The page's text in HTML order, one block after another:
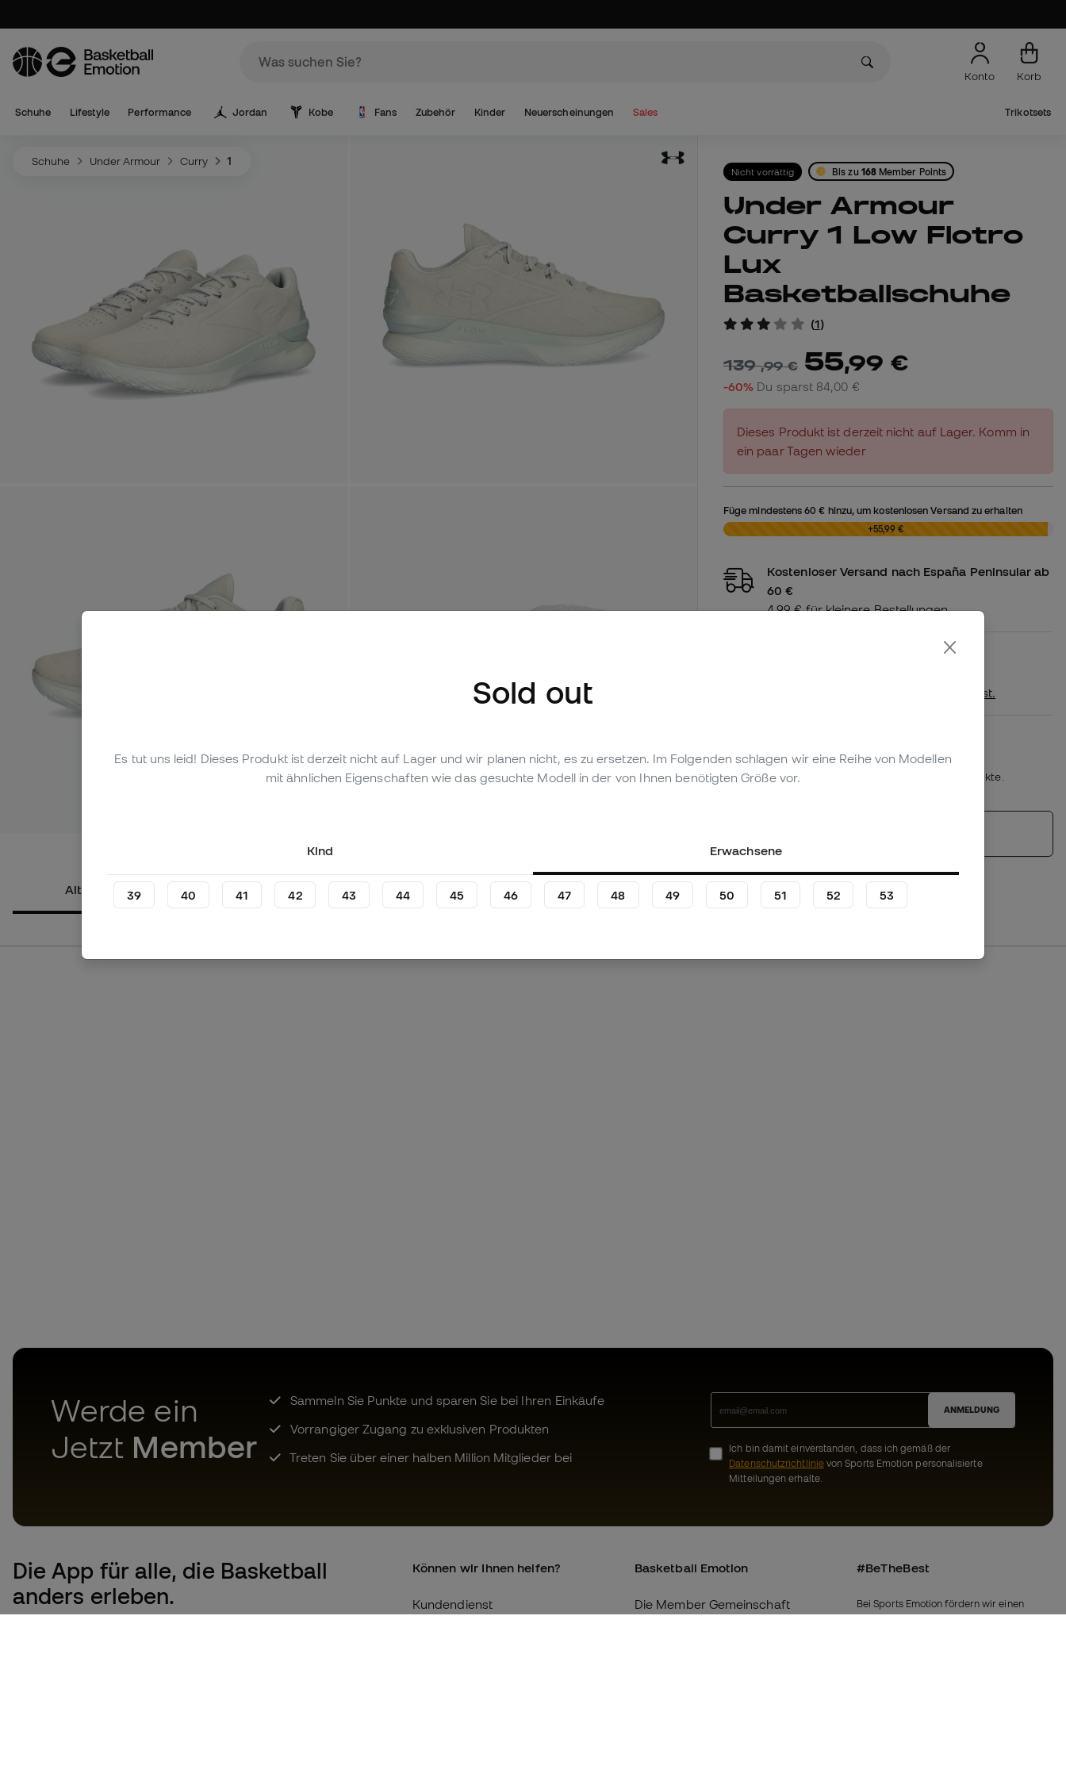
Konto Korb
Schuhe Lifestyle Performance Jordan Kobe Fans Zubehör Kinder Neuerscheinungen Sales Trikotsets
Schuhe Under Armour Curry 1
Alternative Produkte Über das Produkt Persönliche Bewertung (1)
Nicht vorrättig Bis zu 168Member Points
Under Armour
Curry 1 Low Flotro
Lux
Basketballschuhe
(1)
139,99 € 55,99 €
-60% Du sparst 84,00 €
Dieses Produkt ist derzeit nicht auf Lager. Komm in
ein paar Tagen wieder
Füge mindestens60 € hinzu, um kostenlosen Versand zu erhalten
0,00 € +55,99 €
Kostenloser Versand nach España Peninsular ab
60 €
4,99 € für kleinere Bestellungen
nächstgelegenen Geschäft erhältlich ist.
Rückgaberecht
*Nicht anwendbar auf personalisierte Produkte.
Werde ein
Jetzt Member
Sammeln Sie Punkte und sparen Sie bei Ihren Einkäufe
Vorrangiger Zugang zu exklusiven Produkten
Treten Sie über einer halben Million Mitglieder bei
ANMELDUNG
Ich bin damit einverstanden, dass ich gemäß der
Datenschutzrichtlinievon Sports Emotion personalisierte
Mitteilungen erhalte.
Die App für alle, die Basketball
anders erleben.
Können wir Ihnen helfen?
Kundendienst
Basketball Emotion
Die Member Gemeinschaft
#BeTheBest
Bei Sports Emotion fördern wir einen
Sold out
Es tut uns leid! Dieses Produkt ist derzeit nicht auf Lager und wir planen nicht, es zu ersetzen. Im Folgenden schlagen wir eine Reihe von Modellen
mit ähnlichen Eigenschaften wie das gesuchte Modell in der von Ihnen benötigten Größe vor.
Kind Erwachsene
39 40 41 42 43 44 45 46 47 48 49 50 51 52 53